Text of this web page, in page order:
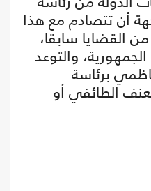
أن تتصادم مع هذا
القضايا سابقا،
والتوعد
برئاسة
الطائفي أو